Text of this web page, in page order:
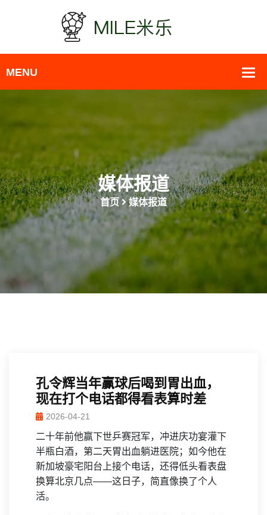
媒体报道
首页 媒体报道
孔令辉当年赢球后喝到胃出血，
现在打个电话都得看表算时差
2026-04-21
二十年前他赢下世乒赛冠军，冲进庆功宴灌下
半瓶白酒，第二天胃出血躺进医院；如今他在
新加坡豪宅阳台上接个电话，还得低头看表盘
换算北京几点——这日子，简直像换了个人
活。